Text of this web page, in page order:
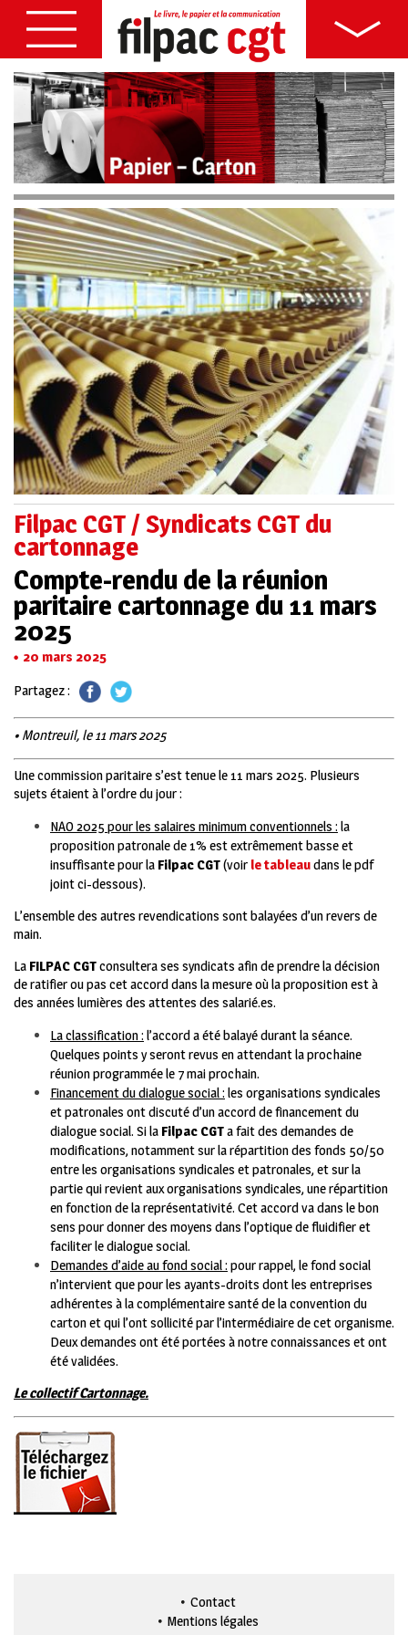
Filpac CGT / Syndicats CGT du
cartonnage
Compte-rendu de la réunion
paritaire cartonnage du 11 mars
2025
20 mars 2025
Partagez :
• Montreuil, le 11 mars 2025
Une commission paritaire s’est tenue le 11 mars 2025. Plusieurs
sujets étaient à l’ordre du jour :
NAO 2025 pour les salaires minimum conventionnels : la
proposition patronale de 1% est extrêmement basse et
insuffisante pour la Filpac CGT(voir le tableaudans le pdf
joint ci-dessous).
L’ensemble des autres revendications sont balayées d’un revers de
main.
La FILPAC CGTconsultera ses syndicats afin de prendre la décision
de ratifier ou pas cet accord dans la mesure où la proposition est à
des années lumières des attentes des salarié.es.
La classification : l’accord a été balayé durant la séance.
Quelques points y seront revus en attendant la prochaine
réunion programmée le 7 mai prochain.
Financement du dialogue social : les organisations syndicales
et patronales ont discuté d’un accord de financement du
dialogue social. Si la Filpac CGTa fait des demandes de
modifications, notamment sur la répartition des fonds 50/50
entre les organisations syndicales et patronales, et sur la
partie qui revient aux organisations syndicales, une répartition
en fonction de la représentativité. Cet accord va dans le bon
sens pour donner des moyens dans l’optique de fluidifier et
faciliter le dialogue social.
Demandes d’aide au fond social : pour rappel, le fond social
n’intervient que pour les ayants-droits dont les entreprises
adhérentes à la complémentaire santé de la convention du
carton et qui l’ont sollicité par l’intermédiaire de cet organisme.
Deux demandes ont été portées à notre connaissances et ont
été validées.
Le collectif Cartonnage.
Contact
Mentions légales